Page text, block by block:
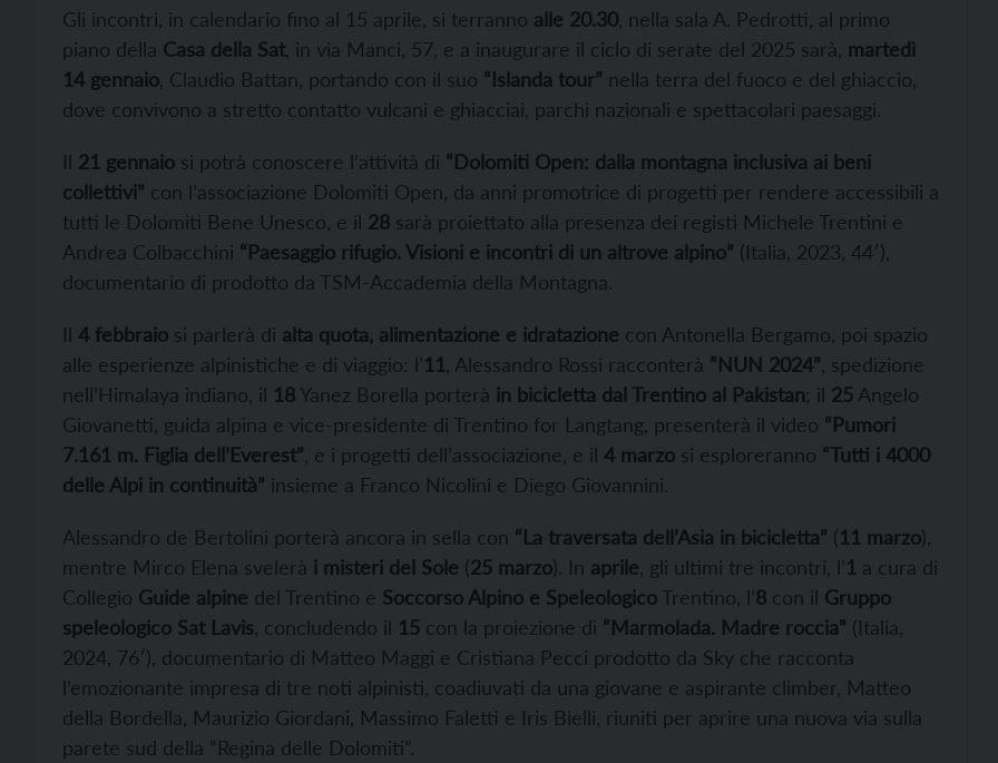
Gli incontri, in calendario fino al 15 aprile, si terranno alle 20.30 , nella sala A. Pedrotti, al primo
piano della Casa della Sat, in via Manci, 57, e a inaugurare il ciclo di serate del 2025 sarà, martedì
14 gennaio , Claudio Battan, portando con il suo “Islanda tour” nella terra del fuoco e del ghiaccio,
dove convivono a stretto contatto vulcani e ghiacciai, parchi nazionali e spettacolari paesaggi.
Il 21 gennaio si potrà conoscere l’attività di “Dolomiti Open: dalla montagna inclusiva ai beni
collettivi” con l’associazione Dolomiti Open, da anni promotrice di progetti per rendere accessibili a
tutti le Dolomiti Bene Unesco, e il 28 sarà proiettato alla presenza dei registi Michele Trentini e
Andrea Colbacchini “Paesaggio rifugio. Visioni e incontri di un altrove alpino” (Italia, 2023, 44′),
documentario di prodotto da TSM-Accademia della Montagna.
Il 4 febbraio si parlerà di alta quota, alimentazione e idratazione con Antonella Bergamo, poi spazio
alle esperienze alpinistiche e di viaggio: l’11 , Alessandro Rossi racconterà “NUN 2024” , spedizione
nell’Himalaya indiano, il 18 Yanez Borella porterà in bicicletta dal Trentino al Pakistan; il 25 Angelo
Giovanetti, guida alpina e vice-presidente di Trentino for Langtang, presenterà il video “Pumori
7.161 m. Figlia dell’Everest” , e i progetti dell’associazione, e il 4 marzo si esploreranno “Tutti i 4000
delle Alpi in continuità” insieme a Franco Nicolini e Diego Giovannini.
Alessandro de Bertolini porterà ancora in sella con “La traversata dell’Asia in bicicletta” (11 marzo),
mentre Mirco Elena svelerà i misteri del Sole (25 marzo). In aprile , gli ultimi tre incontri, l’1 a cura di
Collegio Guide alpine del Trentino e Soccorso Alpino e Speleologico Trentino, l’8 con il Gruppo
speleologico Sat Lavis , concludendo il 15 con la proiezione di “Marmolada. Madre roccia” (Italia,
2024, 76′), documentario di Matteo Maggi e Cristiana Pecci prodotto da Sky che racconta
l’emozionante impresa di tre noti alpinisti, coadiuvati da una giovane e aspirante climber, Matteo
della Bordella, Maurizio Giordani, Massimo Faletti e Iris Bielli, riuniti per aprire una nuova via sulla
parete sud della “Regina delle Dolomiti”.